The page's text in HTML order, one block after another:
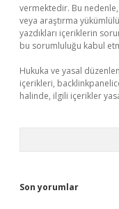
vermektedir. Bu
veya araştırma
yazdıkları içeriklerin
bu sorumluluğu kabul
Hukuka ve yasal
içerikleri,
halinde, ilgili içerikler
Son yorumlar